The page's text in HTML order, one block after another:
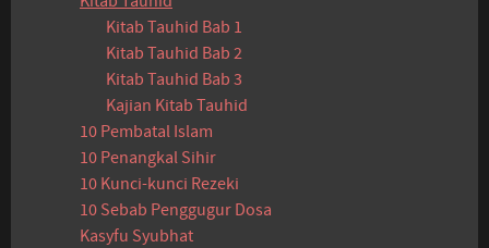
Kitab Tauhid Bab 1
Kitab Tauhid Bab 2
Kitab Tauhid Bab 3
Kajian Kitab Tauhid
10 Pembatal Islam
10 Penangkal Sihir
10 Kunci-kunci Rezeki
10 Sebab Penggugur Dosa
Kasyfu Syubhat